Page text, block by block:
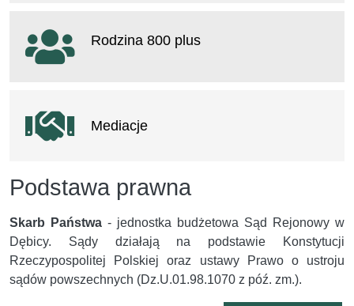
Podstawa prawna
Skarb Państwa - jednostka budżetowa Sąd Rejonowy w
Dębicy. Sądy działają na podstawie Konstytucji
Rzeczypospolitej Polskiej oraz ustawy Prawo o ustroju
sądów powszechnych (Dz.U.01.98.1070 z póź. zm.).
Rodzina 800 plus
Mediacje